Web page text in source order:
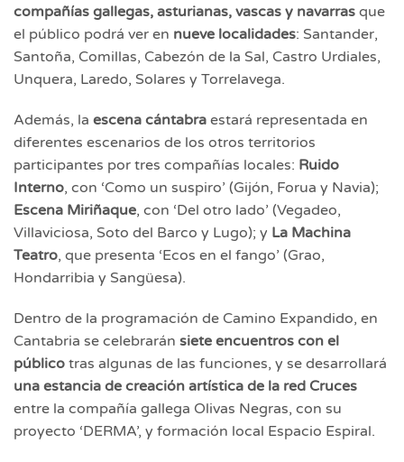
compañías gallegas, asturianas, vascas y navarras que
el público podrá ver en nueve localidades: Santander,
Santoña, Comillas, Cabezón de la Sal, Castro Urdiales,
Unquera, Laredo, Solares y Torrelavega.
Además, la escena cántabra estará representada en
diferentes escenarios de los otros territorios
participantes por tres compañías locales: Ruido
Interno, con ‘Como un suspiro’ (Gijón, Forua y Navia);
Escena Miriñaque, con ‘Del otro lado’ (Vegadeo,
Villaviciosa, Soto del Barco y Lugo); y La Machina
Teatro, que presenta ‘Ecos en el fango’ (Grao,
Hondarribia y Sangüesa).
Dentro de la programación de Camino Expandido, en
Cantabria se celebrarán siete encuentros con el
público tras algunas de las funciones, y se desarrollará
una estancia de creación artística de la red Cruces
entre la compañía gallega Olivas Negras, con su
proyecto ‘DERMA’, y formación local Espacio Espiral.